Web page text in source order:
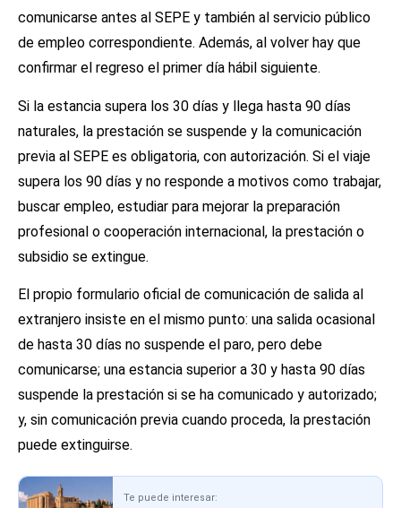
comunicarse antes al SEPE y también al servicio público
de empleo correspondiente. Además, al volver hay que
confirmar el regreso el primer día hábil siguiente.
Si la estancia supera los 30 días y llega hasta 90 días
naturales, la prestación se suspende y la comunicación
previa al SEPE es obligatoria, con autorización. Si el viaje
supera los 90 días y no responde a motivos como trabajar,
buscar empleo, estudiar para mejorar la preparación
profesional o cooperación internacional, la prestación o
subsidio se extingue.
El propio formulario oficial de comunicación de salida al
extranjero insiste en el mismo punto: una salida ocasional
de hasta 30 días no suspende el paro, pero debe
comunicarse; una estancia superior a 30 y hasta 90 días
suspende la prestación si se ha comunicado y autorizado;
y, sin comunicación previa cuando proceda, la prestación
puede extinguirse.
Te puede interesar: